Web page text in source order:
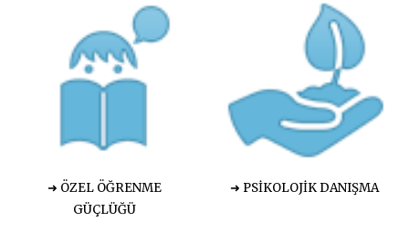
➜ ÖZEL ÖĞRENME
GÜÇLÜĞÜ
➜ PSİKOLOJİK DANIŞMA